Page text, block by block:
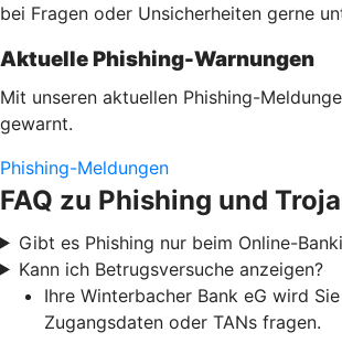
bei Fragen oder Unsicherheiten gerne
Aktuelle Phishing-Warnungen
Mit unseren aktuellen Phishing-
gewarnt.
Phishing-Meldungen
FAQ zu Phishing und
Gibt es Phishing nur beim Online-
Kann ich Betrugsversuche anzeigen?
Ihre Winterbacher Bank eG wird
Zugangsdaten oder TANs fragen.